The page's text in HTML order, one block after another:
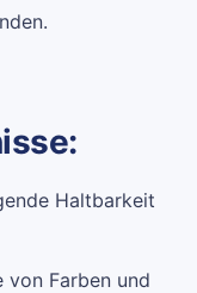
Haltbarkeit
von Farben und